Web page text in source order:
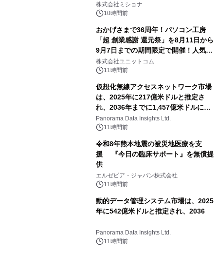
株式会社ミショナ
10時間前
おかげさまで36周年！パソコン工房
「超 創業感謝 還元祭」を8月11日から
9月7日までの期間限定で開催！人気の
ゲーミングPCや高性能ノートPCなど
対象iiyama PCのご購入で最大3万円分
株式会社ユニットコム
11時間前
仮想化無線アクセスネットワーク市場
は、2025年に217億米ドルと推定さ
れ、2036年までに1,457億米ドルに達
すると予測されており、予測期間
（2026年～2036年）
Panorama Data Insights Ltd.
11時間前
令和8年熊本地震の被災地医療を支
援 『今日の臨床サポート』を無償提
供
エルゼビア・ジャパン株式会社
11時間前
動的データ管理システム市場は、2025
年に542億米ドルと推定され、2036
Panorama Data Insights Ltd.
11時間前